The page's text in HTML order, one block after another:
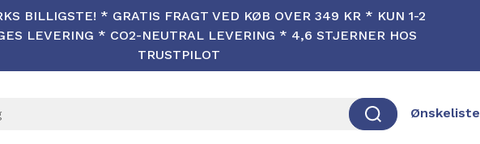
BILLIGSTE! * GRATIS FRAGT VED KØB OVER 349 KR * KUN 1-2
LEVERING * CO2-NEUTRAL LEVERING * 4,6 STJERNER HOS
TRUSTPILOT
Ønskeliste